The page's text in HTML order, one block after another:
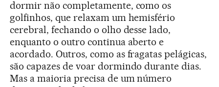
dormir não completamente, como os
golfinhos, que relaxam um hemisfério
cerebral, fechando o olho desse lado,
enquanto o outro continua aberto e
acordado. Outros, como as fragatas pelágicas,
são capazes de voar dormindo durante dias.
Mas a maioria precisa de um número